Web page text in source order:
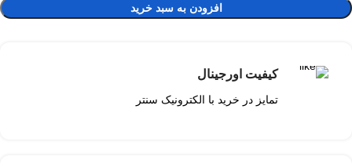
افزودن به سبد خرید
کیفیت اورجینال
تمایز در خرید با الکترونیک سنتر